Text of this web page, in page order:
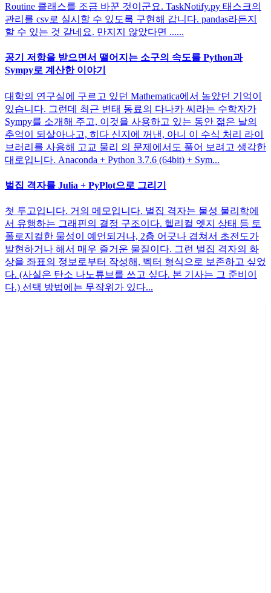
Routine 클래스를 조금 바꾼 것이군요. TaskNotify.py 태스크의
관리를 csv로 실시할 수 있도록 구현해 갑니다. pandas라든지
할 수 있는 것 같네요. 만지지 않았다면 ......
공기 저항을 받으면서 떨어지는 소구의 속도를 Python과
Sympy로 계산한 이야기
대학의 연구실에 구르고 있던 Mathematica에서 놀았던 기억이
있습니다. 그런데 최근 변태 동료의 다나카 씨라는 수학자가
Sympy를 소개해 주고, 이것을 사용하고 있는 동안 젊은 날의
추억이 되살아나고, 히다 신지에 꺼낸, 아니 이 수식 처리 라이
브러리를 사용해 고교 물리 의 문제에서도 풀어 보려고 생각한
대로입니다. Anaconda + Python 3.7.6 (64bit) + Sym...
벌집 격자를 Julia + PyPlot으로 그리기
첫 투고입니다. 거의 메모입니다. 벌집 격자는 물성 물리학에
서 유행하는 그래핀의 결정 구조이다. 헬리컬 엣지 상태 등 토
폴로지컬한 물성이 예언되거나, 2층 어긋나 겹쳐서 초전도가
발현하거나 해서 매우 즐거운 물질이다. 그런 벌집 격자의 화
상을 좌표의 정보로부터 작성해, 벡터 형식으로 보존하고 싶었
다. (사실은 탄소 나노튜브를 쓰고 싶다. 본 기사는 그 준비이
다.) 선택 방법에는 무작위가 있다...